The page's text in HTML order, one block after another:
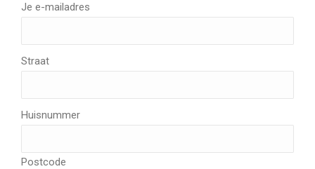
Je e-mailadres
Straat
Huisnummer
Postcode